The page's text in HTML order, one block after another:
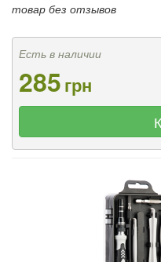
товар без отзывов
Есть в наличии
285грн